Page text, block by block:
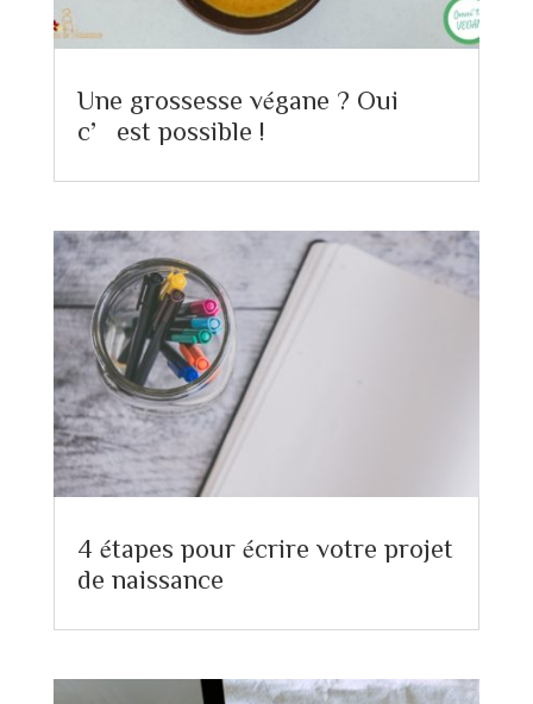
Une grossesse végane ? Oui
c’est possible !
4 étapes pour écrire votre projet
de naissance